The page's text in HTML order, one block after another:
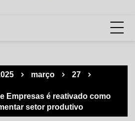
março
27
Empresas é reativado como
setor produtivo